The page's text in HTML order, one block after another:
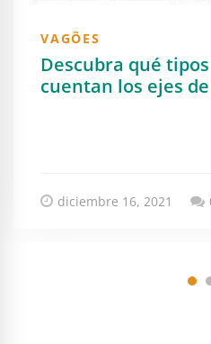
VAGÕES
Descubra qué
cuentan los ejes
diciembre 16, 2021